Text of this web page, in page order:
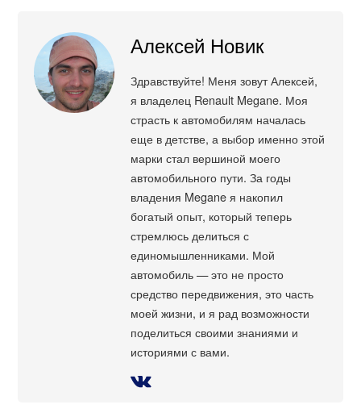
Алексей Новик
Здравствуйте! Меня зовут Алексей,
я владелец Renault Megane. Моя
страсть к автомобилям началась
еще в детстве, а выбор именно этой
марки стал вершиной моего
автомобильного пути. За годы
владения Megane я накопил
богатый опыт, который теперь
стремлюсь делиться с
единомышленниками. Мой
автомобиль — это не просто
средство передвижения, это часть
моей жизни, и я рад возможности
поделиться своими знаниями и
историями с вами.